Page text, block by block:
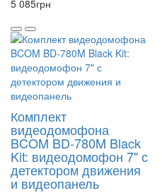
5 085грн
Комплект
видеодомофона
BCOM BD-780M Black
Kit: видеодомофон 7" с
детектором движения
и видеопанель